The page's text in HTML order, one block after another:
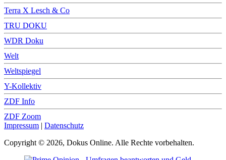
Terra X Lesch & Co
TRU DOKU
WDR Doku
Welt
Weltspiegel
Y-Kollektiv
ZDF Info
ZDF Zoom
Impressum | Datenschutz
Copyright © 2026, Dokus Online. Alle Rechte vorbehalten.